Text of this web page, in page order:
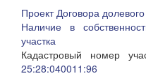
Проект Договора
Наличие в
участка
Кадастровый номер
25:28:040011:96